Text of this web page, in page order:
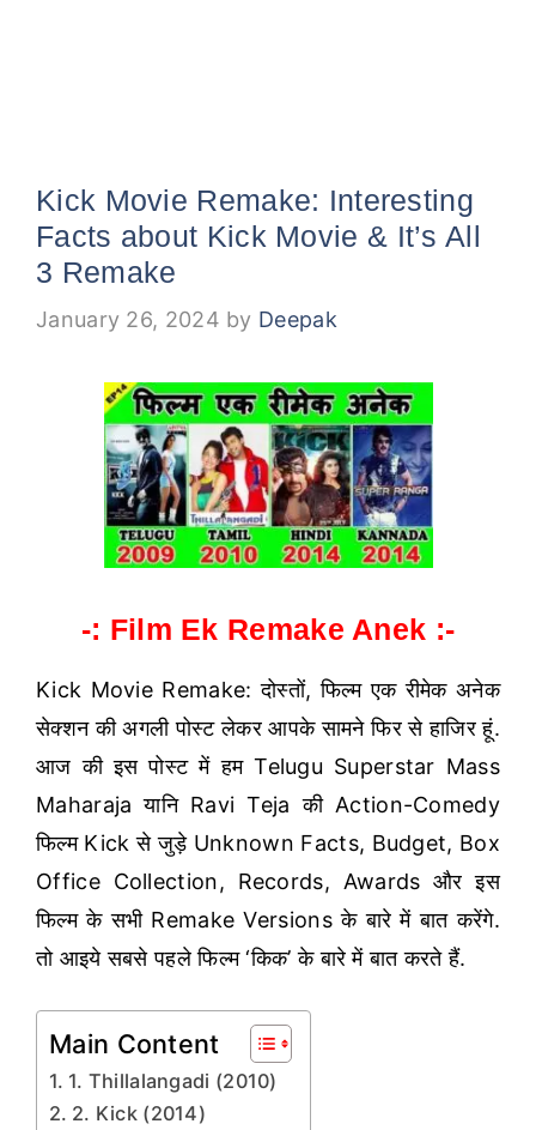
Kick Movie Remake: Interesting
Facts about Kick Movie & It’s All
3 Remake
January 26, 2024 by Deepak
-: Film Ek Remake Anek :-
Kick Movie Remake: दोस्तों, फिल्म एक रीमेक अनेक
सेक्शन की अगली पोस्ट लेकर आपके सामने फिर से हाजिर हूं.
आज की इस पोस्ट में हम Telugu Superstar Mass
Maharaja यानि Ravi Teja की Action-Comedy
फिल्म Kick से जुड़े Unknown Facts, Budget, Box
Office Collection, Records, Awards और इस
फिल्म के सभी Remake Versions के बारे में बात करेंगे.
तो आइये सबसे पहले फिल्म ‘किक’ के बारे में बात करते हैं.
Main Content
1. Thillalangadi (2010)
2. Kick (2014)